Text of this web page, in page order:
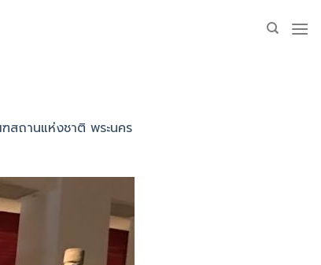
ถานแห่งชาติ พระนคร